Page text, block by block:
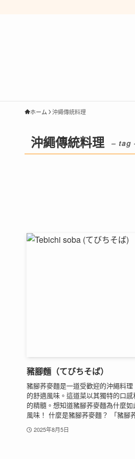
ホーム 沖繩傳統料理
沖繩傳統料理 – tag
豬腳麵（てびちそば）
豬腳荞麥麵是一道受歡迎的沖繩料
的舒適風味。這道菜以其獨特的口
的精髓。想知道豬腳荞麥麵為什麼
風味！ 什麼是豬腳荞麥麵？ 「豬腳
2025年8月5日